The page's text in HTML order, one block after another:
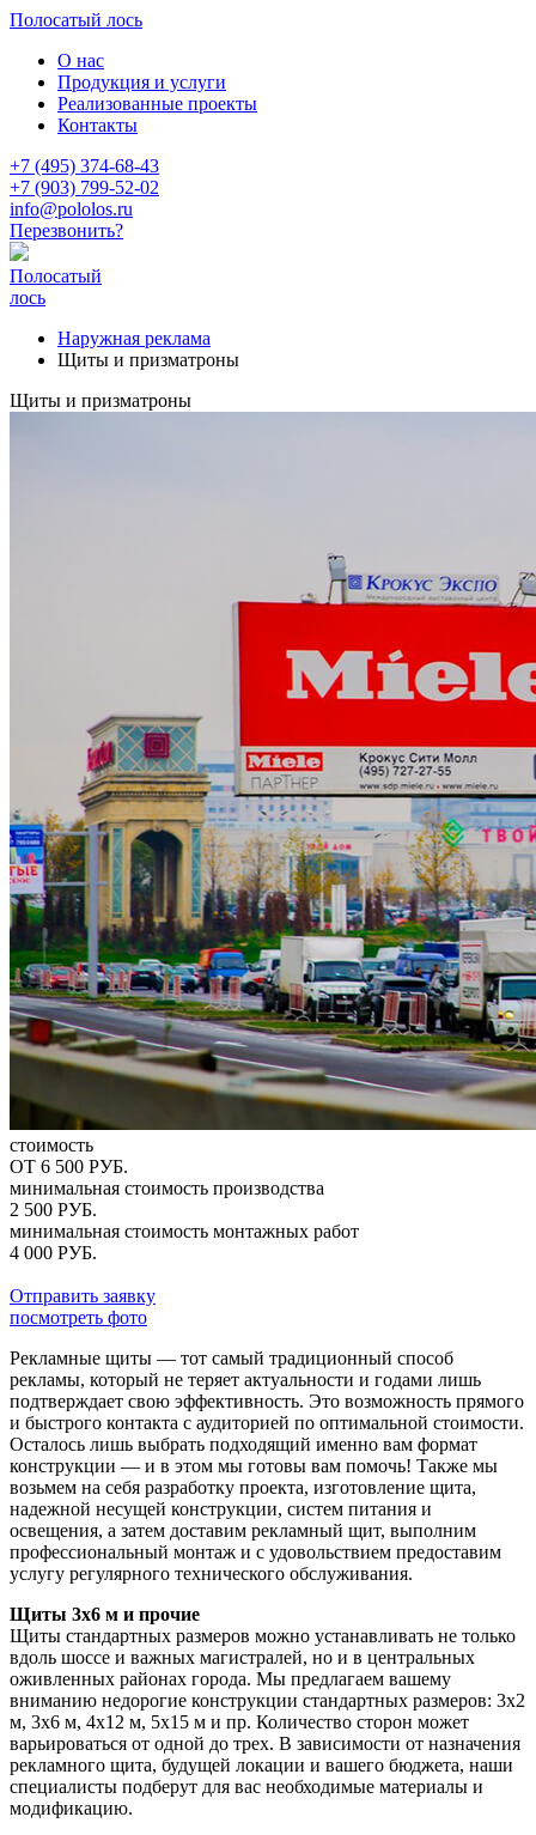
Полосатый лось
О нас
Продукция и услуги
Реализованные проекты
Контакты
+7 (495) 374-68-43
+7 (903) 799-52-02
info@pololos.ru
Перезвонить?
Полосатый
лось
Наружная реклама
Щиты и призматроны
Щиты и призматроны
стоимость
ОТ 6 500 РУБ.
минимальная стоимость производства
2 500 РУБ.
минимальная стоимость монтажных работ
4 000 РУБ.
Отправить заявку
посмотреть фото
Рекламные щиты — тот самый традиционный способ
рекламы, который не теряет актуальности и годами лишь
подтверждает свою эффективность. Это возможность прямого
и быстрого контакта с аудиторией по оптимальной стоимости.
Осталось лишь выбрать подходящий именно вам формат
конструкции — и в этом мы готовы вам помочь! Также мы
возьмем на себя разработку проекта, изготовление щита,
надежной несущей конструкции, систем питания и
освещения, а затем доставим рекламный щит, выполним
профессиональный монтаж и с удовольствием предоставим
услугу регулярного технического обслуживания.
Щиты 3х6 м и прочие
Щиты стандартных размеров можно устанавливать не только
вдоль шоссе и важных магистралей, но и в центральных
оживленных районах города. Мы предлагаем вашему
вниманию недорогие конструкции стандартных размеров: 3х2
м, 3х6 м, 4х12 м, 5х15 м и пр. Количество сторон может
варьироваться от одной до трех. В зависимости от назначения
рекламного щита, будущей локации и вашего бюджета, наши
специалисты подберут для вас необходимые материалы и
модификацию.